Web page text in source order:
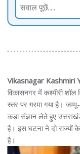
Vikasnagar Kashmiri
विकासनगर में कश्मीरी शॉल
स्तर पर गरमा गया है।
कड़ा संज्ञान लेते हुए
है। इस घटना ने दो राज्यों
है।